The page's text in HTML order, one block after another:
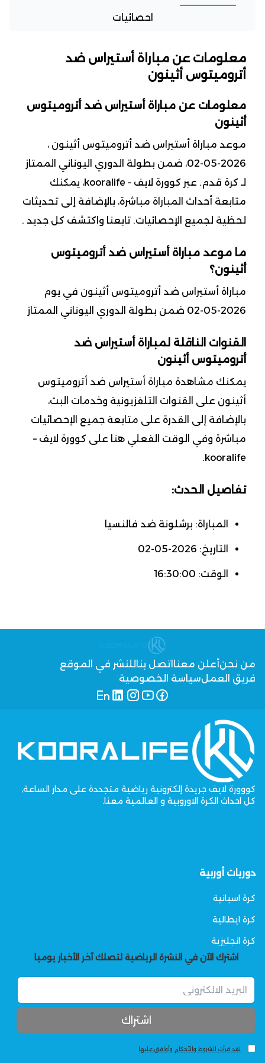
احصائيات
معلومات عن مباراة أستيراس ضد
أتروميتوس أثينون
معلومات عن مباراة أستيراس ضد أتروميتوس
أثينون
موعد مباراة أستيراس ضد أتروميتوس أثينون ،
2026-05-02، ضمن بطولة الدوري اليوناني الممتاز
لـ كرة قدم. عبر كوورة لايف – kooralife، يمكنك
متابعة أحداث المباراة مباشرة، بالإضافة إلى تحديثات
لحظية لجميع الإحصائيات. تابعنا واكتشف كل جديد .
ما موعد مباراة أستيراس ضد أتروميتوس
أثينون؟
مباراة أستيراس ضد أتروميتوس أثينون في يوم
2026-05-02 ضمن بطولة الدوري اليوناني الممتاز
القنوات الناقلة لمباراة أستيراس ضد
أتروميتوس أثينون
يمكنك مشاهدة مباراة أستيراس ضد أتروميتوس
أثينون على القنوات التلفزيونية وخدمات البث،
بالإضافة إلى القدرة على متابعة جميع الإحصائيات
مباشرة وفي الوقت الفعلي هنا على كوورة لايف –
kooralife.
تفاصيل الحدث:
المباراة: برشلونة ضد فالنسيا
التاريخ: 2026-05-02
الوقت: 16:30:00
من نحنأعلن معنا اتصل بنا للنشر في الموقع
فريق العملسياسة الخصوصية
كووورة لايف جريدة إلكترونية رياضية متجددة على مدار الساعة,
كل احداث الكرة الاوروبية و العالمية معنا.
دوريات أوربية
كرة اسبانية
كرة ايطالية
كرة انجليزية
اشترك الآن في النشرة الرياضية لتصلك آخر الأخبار يوميا
لقد قرأت الشروط والأحكام وأوافق عليها